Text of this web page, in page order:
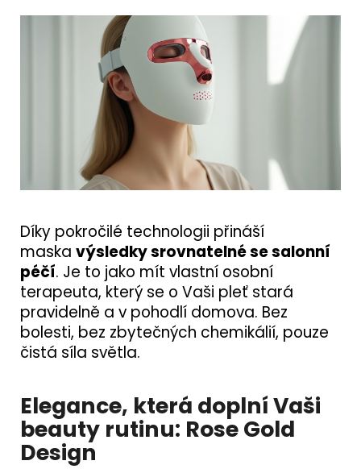
Díky pokročilé technologii přináší
maska výsledky srovnatelné se salonní
péčí. Je to jako mít vlastní osobní
terapeuta, který se o Vaši pleť stará
pravidelně a v pohodlí domova. Bez
bolesti, bez zbytečných chemikálií, pouze
čistá síla světla.
Elegance, která doplní Vaši
beauty rutinu: Rose Gold
Design